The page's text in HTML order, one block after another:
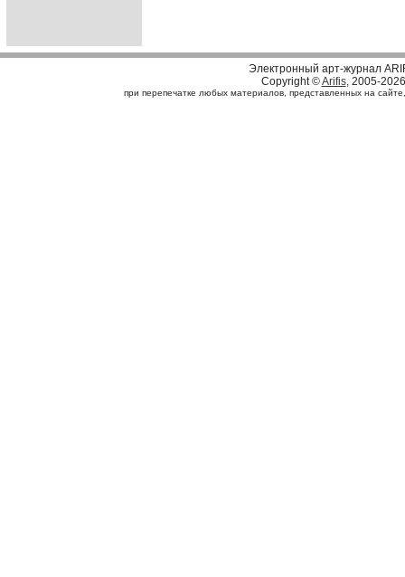
Электронный арт-журнал
Copyright ©Arifis, 2005-2026
при перепечатке любых материалов, представленных на